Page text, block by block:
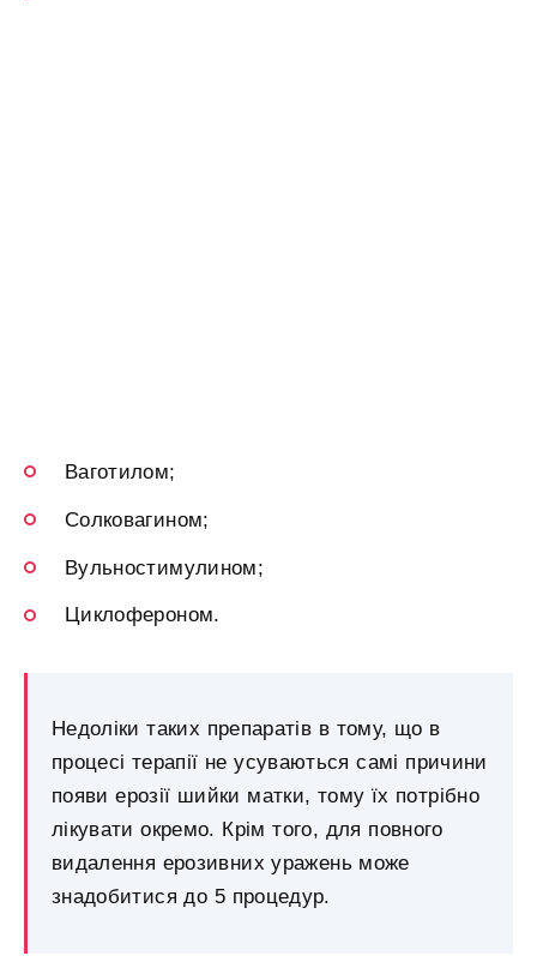
Ваготилом;
Солковагином;
Вульностимулином;
Циклофероном.
Недоліки таких препаратів в тому, що в
процесі терапії не усуваються самі причини
появи ерозії шийки матки, тому їх потрібно
лікувати окремо. Крім того, для повного
видалення ерозивних уражень може
знадобитися до 5 процедур.